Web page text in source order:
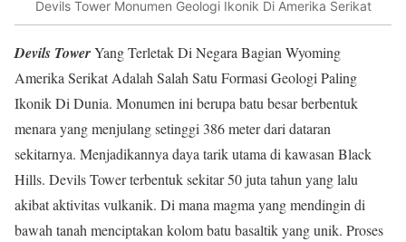
Devils Tower Monumen Geologi Ikonik Di Amerika Serikat
Devils TowerYang Terletak Di Negara Bagian Wyoming
Amerika Serikat Adalah Salah Satu Formasi Geologi Paling
Ikonik Di Dunia. Monumen ini berupa batu besar berbentuk
menara yang menjulang setinggi 386 meter dari dataran
sekitarnya. Menjadikannya daya tarik utama di kawasan Black
Hills. Devils Tower terbentuk sekitar 50 juta tahun yang lalu
akibat aktivitas vulkanik. Di mana magma yang mendingin di
bawah tanah menciptakan kolom batu basaltik yang unik. Proses